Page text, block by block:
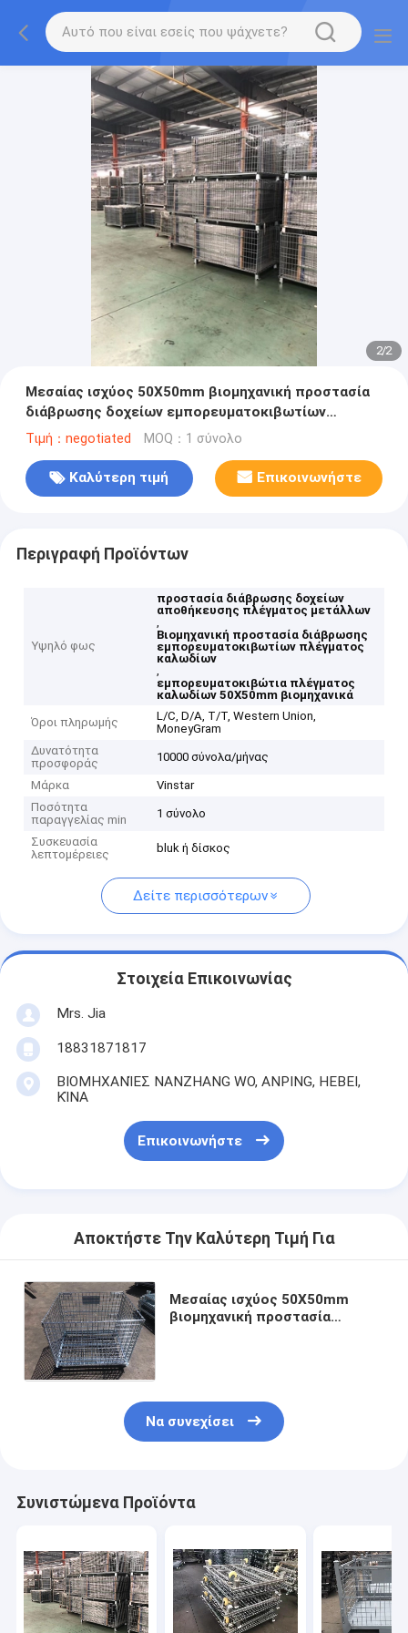
2/2
Μεσαίας ισχύος 50X50mm βιομηχανική προστασία
διάβρωσης δοχείων εμπορευματοκιβωτίων
πλέγματος καλωδίων
Τιμή：negotiated MOQ：1 σύνολο
Καλύτερη τιμή Επικοινωνήστε
Περιγραφή Προϊόντων
Υψηλό φως
προστασία διάβρωσης δοχείων
αποθήκευσης πλέγματος μετάλλων
,
Βιομηχανική προστασία διάβρωσης
εμπορευματοκιβωτίων πλέγματος
καλωδίων
,
εμπορευματοκιβώτια πλέγματος
καλωδίων 50X50mm βιομηχανικά
Όροι πληρωμής
L/C, D/A, T/T, Western Union,
MoneyGram
Δυνατότητα
προσφοράς
10000 σύνολα/μήνας
Μάρκα
Vinstar
Ποσότητα
παραγγελίας min
1 σύνολο
Συσκευασία
λεπτομέρειες
bluk ή δίσκος
Δείτε περισσότερων
Στοιχεία Επικοινωνίας
Mrs. Jia
18831871817
ΒΙΟΜΗΧΑΝΊΕΣ NANZHANG WO, ANPING, HEBEI,
ΚΊΝΑ
Επικοινωνήστε
Αποκτήστε Την Καλύτερη Τιμή Για
Μεσαίας ισχύος 50X50mm
βιομηχανική προστασία
Να συνεχίσει
Συνιστώμενα Προϊόντα